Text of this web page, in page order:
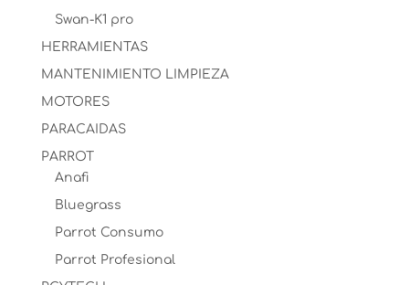
Swan-K1 pro
HERRAMIENTAS
MANTENIMIENTO LIMPIEZA
MOTORES
PARACAIDAS
PARROT
Anafi
Bluegrass
Parrot Consumo
Parrot Profesional